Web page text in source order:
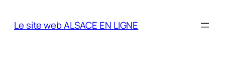
Le site web ALSACE EN LIGNE